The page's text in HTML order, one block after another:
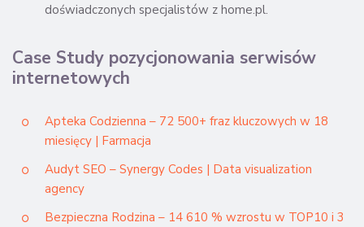
doświadczonych specjalistów z home.pl.
Case Study pozycjonowania serwisów
internetowych
Apteka Codzienna – 72 500+ fraz kluczowych w 18
miesięcy | Farmacja
Audyt SEO – Synergy Codes | Data visualization
agency
Bezpieczna Rodzina – 14 610 % wzrostu w TOP10 i 3